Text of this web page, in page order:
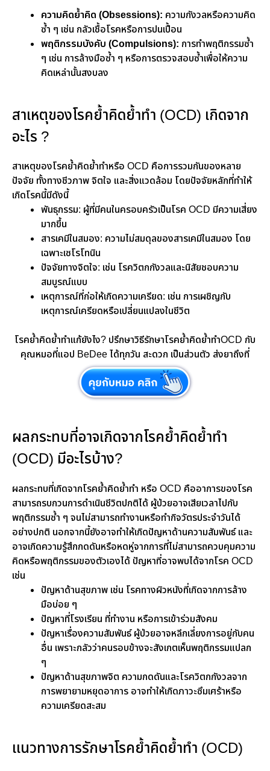
ความคิดย้ำคิด (Obsessions): ความกังวลหรือความคิด
ซ้ำ ๆ เช่น กลัวเชื้อโรคหรือการปนเปื้อน
พฤติกรรมบังคับ (Compulsions): การทำพฤติกรรมซ้ำ
ๆ เช่น การล้างมือซ้ำ ๆ หรือการตรวจสอบซ้ำเพื่อให้ความ
คิดเหล่านั้นสงบลง
สาเหตุของโรคย้ำคิดย้ำทำ (OCD) เกิดจาก
อะไร ?
สาเหตุของโรคย้ำคิดย้ำทำหรือ OCD คือการรวมกันของหลาย
ปัจจัย ทั้งทางชีวภาพ จิตใจ และสิ่งแวดล้อม โดยปัจจัยหลักที่ทำให้
เกิดโรคนี้มีดังนี้
พันธุกรรม: ผู้ที่มีคนในครอบครัวเป็นโรค OCD มีความเสี่ยง
มากขึ้น
สารเคมีในสมอง: ความไม่สมดุลของสารเคมีในสมอง โดย
เฉพาะเซโรโทนิน
ปัจจัยทางจิตใจ: เช่น โรควิตกกังวลและนิสัยชอบความ
สมบูรณ์แบบ
เหตุการณ์ที่ก่อให้เกิดความเครียด: เช่น การเผชิญกับ
เหตุการณ์เครียดหรือเปลี่ยนแปลงในชีวิต
โรคย้ำคิดย้ำทำแก้ยังไง? ปรึกษาวิธีรักษาโรคย้ำคิดย้ำทำOCD กับ
คุณหมอที่แอป BeDee ได้ทุกวัน สะดวก เป็นส่วนตัว ส่งยาถึงที่
ผลกระทบที่อาจเกิดจากโรคย้ำคิดย้ำทำ
(OCD) มีอะไรบ้าง?
ผลกระทบที่เกิดจากโรคย้ำคิดย้ำทำ หรือ OCD คืออาการของโรค
สามารถรบกวนการดำเนินชีวิตปกติได้ ผู้ป่วยอาจเสียเวลาไปกับ
พฤติกรรมซ้ำ ๆ จนไม่สามารถทำงานหรือทำกิจวัตรประจำวันได้
อย่างปกติ นอกจากนี้ยังอาจทำให้เกิดปัญหาด้านความสัมพันธ์ และ
อาจเกิดความรู้สึกกดดันหรือหดหู่จากการที่ไม่สามารถควบคุมความ
คิดหรือพฤติกรรมของตัวเองได้ ปัญหาที่อาจพบได้จากโรค OCD
เช่น
ปัญหาด้านสุขภาพ เช่น โรคทางผิวหนังที่เกิดจากการล้าง
มือบ่อย ๆ
ปัญหาที่โรงเรียน ที่ทำงาน หรือการเข้าร่วมสังคม
ปัญหาเรื่องความสัมพันธ์ ผู้ป่วยอาจหลีกเลี่ยงการอยู่กับคน
อื่น เพราะกลัวว่าคนรอบข้างจะสังเกตเห็นพฤติกรรมแปลก
ๆ
ปัญหาด้านสุขภาพจิต ความกดดันและโรควิตกกังวลจาก
การพยายามหยุดอาการ อาจทำให้เกิดภาวะซึมเศร้าหรือ
ความเครียดสะสม
แนวทางการรักษาโรคย้ำคิดย้ำทำ (OCD)